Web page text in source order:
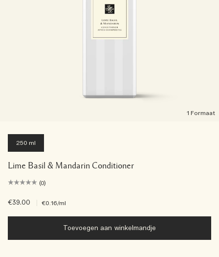
1 Formaat
250 ml
Lime Basil & Mandarin Conditioner
(0)
€39.00 €0.16/ml
Toevoegen aan winkelmandje